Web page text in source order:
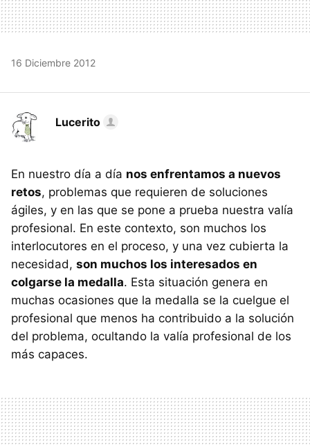
16 Diciembre 2012
Lucerito
En nuestro día a día nos enfrentamos a nuevos
retos, problemas que requieren de soluciones
ágiles, y en las que se pone a prueba nuestra valía
profesional. En este contexto, son muchos los
interlocutores en el proceso, y una vez cubierta la
necesidad, son muchos los interesados en
colgarse la medalla. Esta situación genera en
muchas ocasiones que la medalla se la cuelgue el
profesional que menos ha contribuido a la solución
del problema, ocultando la valía profesional de los
más capaces.